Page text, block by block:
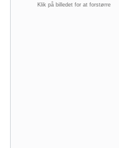
Klik på billedet for at forstørre